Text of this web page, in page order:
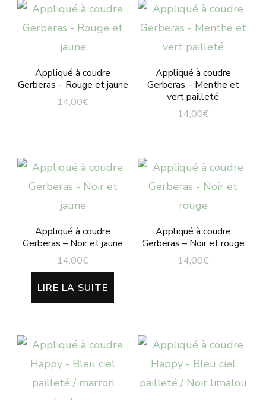
Appliqué à coudre
Gerberas – Rouge et jaune
14,00€
Appliqué à coudre
Gerberas – Menthe et
vert pailleté
14,00€
Appliqué à coudre
Gerberas – Noir et jaune
14,00€
LIRE LA SUITE
Appliqué à coudre
Gerberas – Noir et rouge
14,00€